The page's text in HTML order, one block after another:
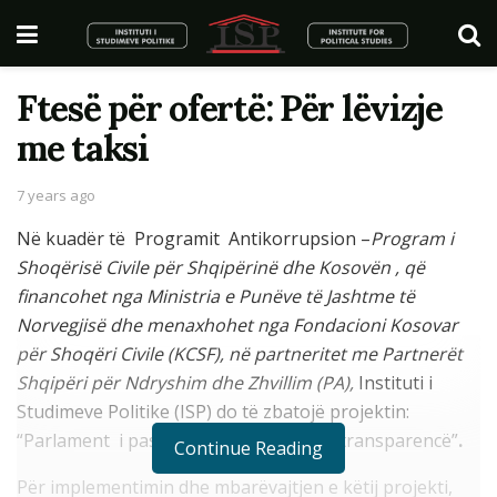
Ftesë për ofertë: Për lëvizje
me taksi
7 years ago
Në kuadër të Programit Antikorrupsion –Program i
Shoqërisë Civile për Shqipërinë dhe Kosovën , që
financohet nga Ministria e Punëve të Jashtme të
Norvegjisë dhe menaxhohet nga Fondacioni Kosovar
për Shoqëri Civile (KCSF), në partneritet me Partnerët
Shqipëri për Ndryshim dhe Zhvillim (PA), Instituti i
Studimeve Politike (ISP) do të zbatojë projektin:
“Parlament i pastër: llogaridhënie dhe transparencë”.
Për implementimin dhe mbarëvajtjen e këtij projekti,
Continue Reading